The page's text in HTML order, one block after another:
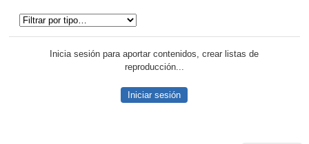
Inicia sesión para aportar contenidos, crear listas de
reproducción...
Iniciar sesión